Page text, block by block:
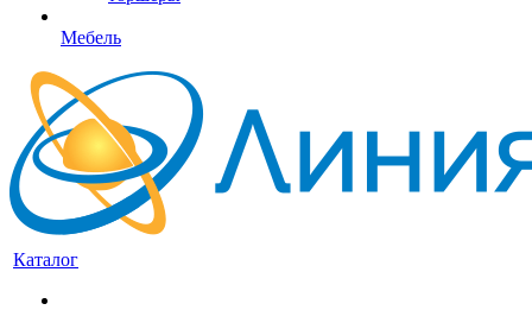
Мебель
Каталог